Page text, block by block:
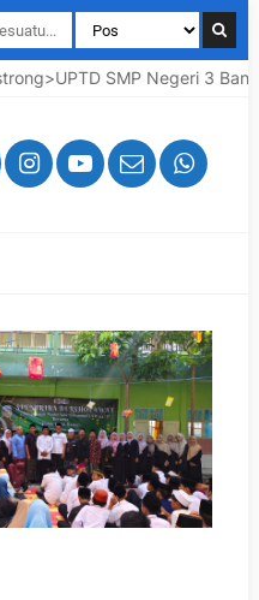
Bangkalan</strong>,